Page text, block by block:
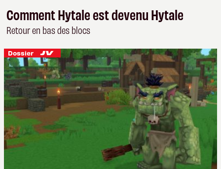
Comment Hytale est devenu Hytale
Retour en bas des blocs
Dossier